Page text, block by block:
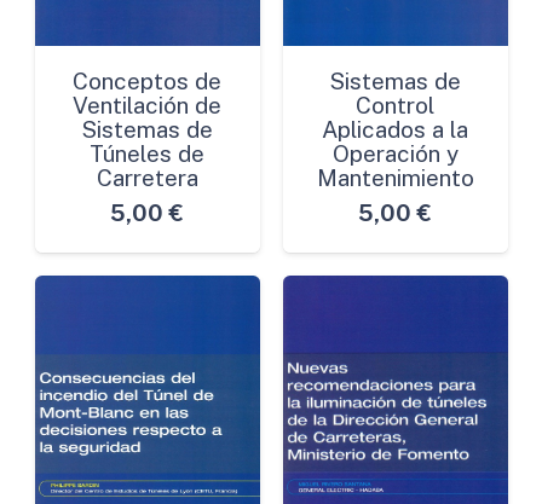
Conceptos de
Ventilación de
Sistemas de
Túneles de
Carretera
5,00 €
Sistemas de
Control
Aplicados a la
Operación y
Mantenimiento
5,00 €